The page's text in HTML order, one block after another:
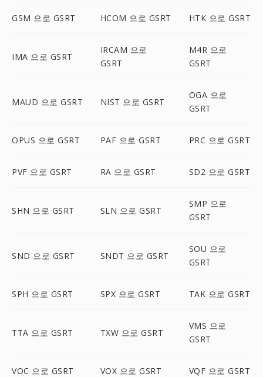
GSM 으로 GSRT HCOM 으로 GSRT HTK 으로 GSRT
IMA 으로 GSRT
IRCAM 으로
GSRT
M4R 으로
GSRT
MAUD 으로 GSRT NIST 으로 GSRT
OGA 으로
GSRT
OPUS 으로 GSRT PAF 으로 GSRT PRC 으로 GSRT
PVF 으로 GSRT RA 으로 GSRT SD2 으로 GSRT
SHN 으로 GSRT SLN 으로 GSRT
SMP 으로
GSRT
SND 으로 GSRT SNDT 으로 GSRT
SOU 으로
GSRT
SPH 으로 GSRT SPX 으로 GSRT TAK 으로 GSRT
TTA 으로 GSRT TXW 으로 GSRT
VMS 으로
GSRT
VOC 으로 GSRT VOX 으로 GSRT VQF 으로 GSRT